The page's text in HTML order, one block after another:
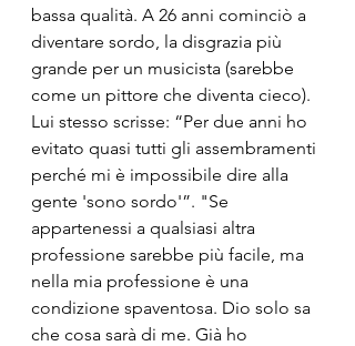
bassa qualità. A 26 anni cominciò a
diventare sordo, la disgrazia più
grande per un musicista (sarebbe
come un pittore che diventa cieco).
Lui stesso scrisse: “Per due anni ho
evitato quasi tutti gli assembramenti
perché mi è impossibile dire alla
gente 'sono sordo'”. "Se
appartenessi a qualsiasi altra
professione sarebbe più facile, ma
nella mia professione è una
condizione spaventosa. Dio solo sa
che cosa sarà di me. Già ho